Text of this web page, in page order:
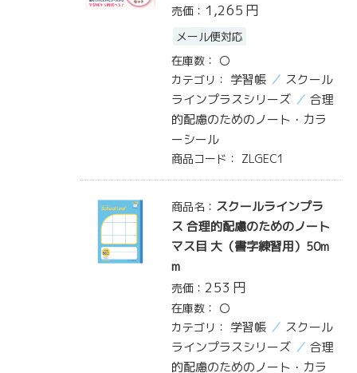
売価： 1,265 円
メール便対応
在庫数： 〇
カテゴリ： 学習帳
スクール
ラインプラスシリーズ
合理
的配慮のためのノート・カラ
ーシール
商品コード： ZLGEC1
商品名： スクールラインプラ
ス 合理的配慮のためのノート
マス目 大（書字練習用）50m
m
売価： 253 円
在庫数： 〇
カテゴリ： 学習帳
スクール
ラインプラスシリーズ
合理
的配慮のためのノート・カラ